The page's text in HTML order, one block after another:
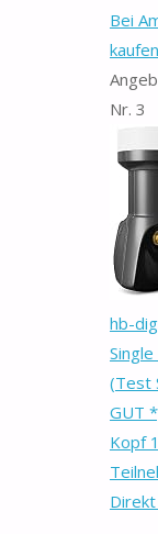
Bei
kaufen
Nr. 3
hb-
Single
(Test
GUT
Kopf 1
Direkt